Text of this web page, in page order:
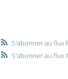
S'abonner au flux
S'abonner au flux